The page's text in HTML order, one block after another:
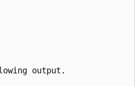
output.